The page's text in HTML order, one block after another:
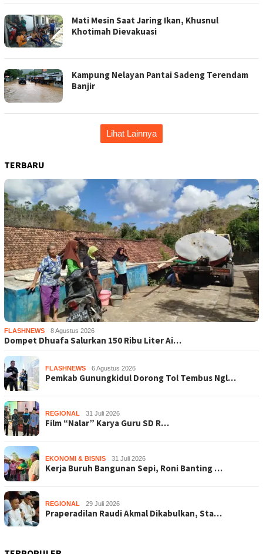
Mati Mesin Saat Jaring Ikan, Khusnul
Khotimah Dievakuasi
Kampung Nelayan Pantai Sadeng Terendam
Banjir
Lihat Lainnya
TERBARU
FLASHNEWS 8 Agustus 2026
Dompet Dhuafa Salurkan 150 Ribu Liter Ai…
FLASHNEWS 6 Agustus 2026
Pemkab Gunungkidul Dorong Tol Tembus Ngl…
REGIONAL 31 Juli 2026
Film “Nalar” Karya Guru SD R…
EKONOMI & BISNIS 31 Juli 2026
Kerja Buruh Bangunan Sepi, Roni Banting …
REGIONAL 29 Juli 2026
Praperadilan Raudi Akmal Dikabulkan, Sta…